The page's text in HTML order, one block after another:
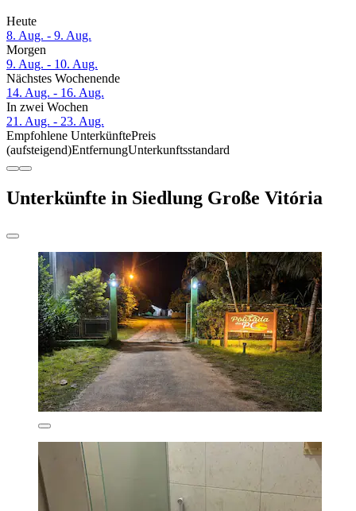
Heute
8. Aug. - 9. Aug.
Morgen
9. Aug. - 10. Aug.
Nächstes Wochenende
14. Aug. - 16. Aug.
In zwei Wochen
21. Aug. - 23. Aug.
Empfohlene UnterkünftePreis
(aufsteigend)EntfernungUnterkunftsstandard
Unterkünfte in Siedlung Große Vitória